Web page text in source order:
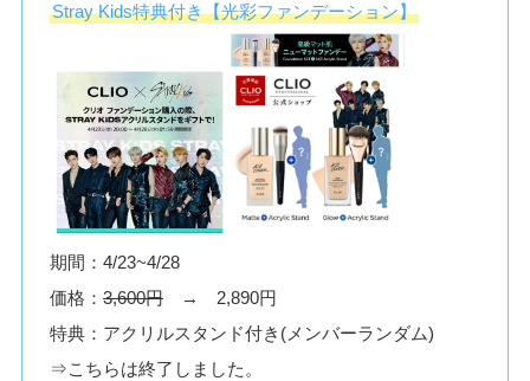
Stray Kids特典付き【光彩ファンデーション】
期間：4/23~4/28
価格： 3,600円 → 2,890円
特典：アクリルスタンド付き(メンバーランダム)
⇒こちらは終了しました。